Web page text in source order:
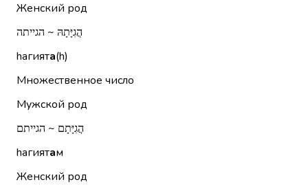
Женский род
הֲגִיָּתָהּ ~ הגייתה
hагията(h)
Множественное число
Мужской род
הֲגִיָּתָם ~ הגייתם
hагиятам
Женский род